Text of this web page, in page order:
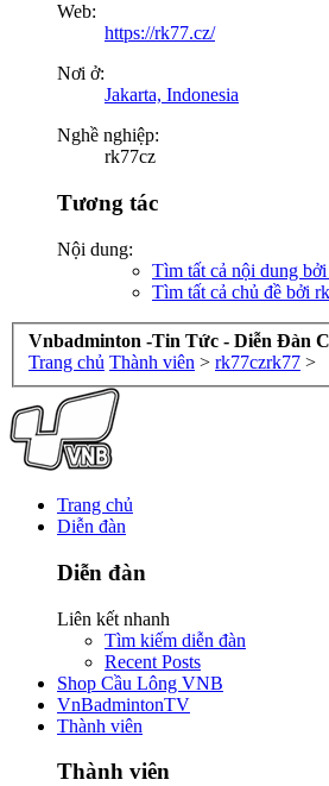
Web:
https://rk77.cz/
Nơi ở:
Jakarta, Indonesia
Nghề nghiệp:
rk77cz
Tương tác
Nội dung:
Tìm tất cả nội dung
Tìm tất cả chủ đề bởi
Vnbadminton -Tin Tức - Diễn Đàn
Trang chủ Thành viên > rk77czrk77 >
Trang chủ
Diễn đàn
Diễn đàn
Liên kết nhanh
Tìm kiếm diễn đàn
Recent Posts
Shop Cầu Lông VNB
VnBadmintonTV
Thành viên
Thành viên